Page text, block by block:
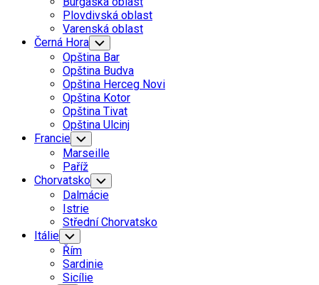
Menu
Plovdivská oblast
Varenská oblast
Černá Hora Toggle
Child
Menu
Opština Bar
Opština Budva
Opština Herceg Novi
Opština Kotor
Opština Tivat
Opština Ulcinj
Francie Toggle
Child
Menu
Marseille
Paříž
Chorvatsko Toggle
Child
Menu
Dalmácie
Istrie
Střední Chorvatsko
Itálie Toggle
Child
Menu
Řím
Sardinie
Sicílie